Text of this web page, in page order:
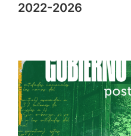
2022-2026